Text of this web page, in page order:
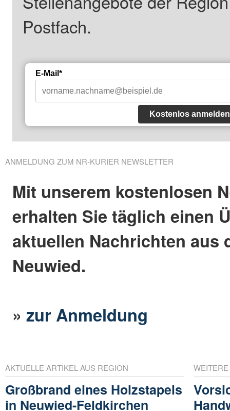
Postfach.
E-Mail*
Kostenlos anmelden
ANMELDUNG ZUM NR-KURIER NEWSLETTER
Mit unserem kostenlosen
erhalten Sie täglich einen
aktuellen Nachrichten aus
Neuwied.
»zur Anmeldung
AKTUELLE ARTIKEL AUS REGION
Großbrand eines Holzstapels
in Neuwied-Feldkirchen